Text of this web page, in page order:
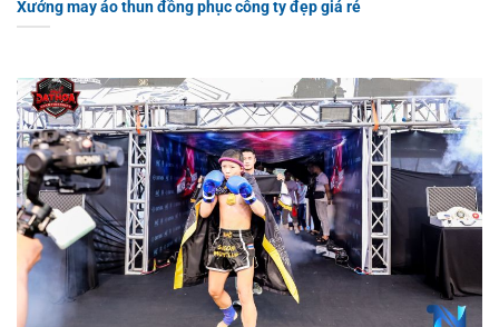
Xưởng may áo thun đồng phục công ty đẹp giá rẻ